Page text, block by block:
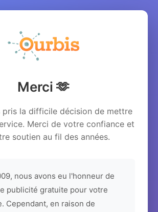
Merci 🫶
pris la difficile décision de mettre
Merci de votre confiance et
soutien au fil des années.
nous avons eu l'honneur de
publicité gratuite pour votre
Cependant, en raison de